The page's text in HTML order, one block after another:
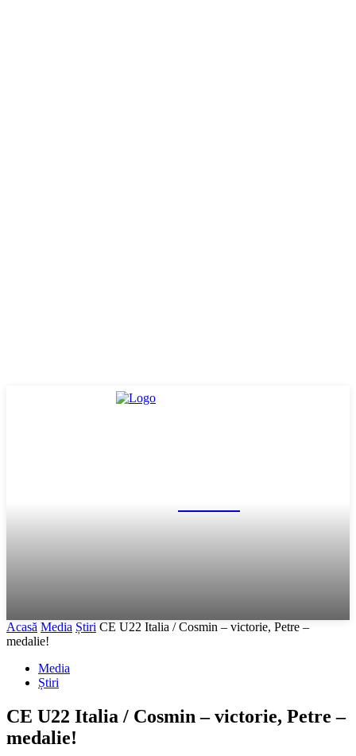
Acasă Media Știri CE U22 Italia / Cosmin – victorie, Petre –
medalie!
Media
Știri
CE U22 Italia / Cosmin – victorie, Petre –
medalie!